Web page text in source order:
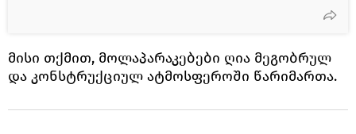
მისი თქმით, მოლაპარაკებები ღია მეგობრულ
და კონსტრუქციულ ატმოსფეროში წარიმართა.